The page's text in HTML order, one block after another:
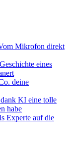
Mikrofon direkt
eines
deine
KI eine tolle
habe
Experte auf die